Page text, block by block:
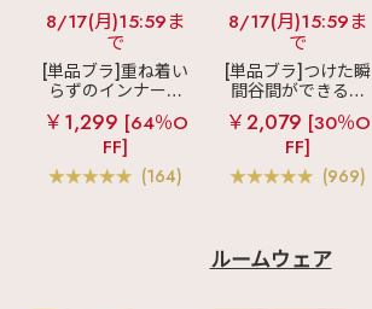
8/17(月)15:59ま
で
[単品ブラ]重ね着い
らずのインナーブ
ラ
リッチバスト
ブラトップ (ワイヤ
ー入り)
￥1,299 [64％O
FF]
(164)
8/17(月)15:59ま
で
[単品ブラ]つけた瞬
間谷間ができるシ
ームレスブラ
超
盛ブラ(R) シームレ
ス 単品ブラジャー
￥2,079 [30％O
FF]
(969)
ルームウェア